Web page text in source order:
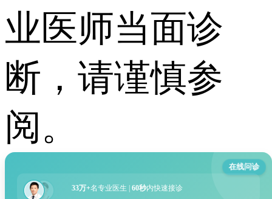
业医师当面诊
断，请谨慎参
阅。
在线问诊
33万+名专业医生 | 60秒内快速接诊